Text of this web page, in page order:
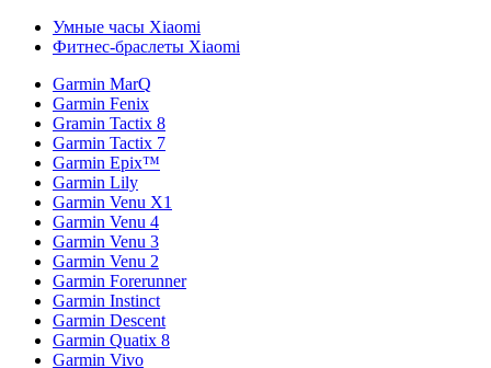
Умные часы Xiaomi
Фитнес-браслеты Xiaomi
Garmin MarQ
Garmin Fenix
Gramin Tactix 8
Garmin Tactix 7
Garmin Epix™
Garmin Lily
Garmin Venu X1
Garmin Venu 4
Garmin Venu 3
Garmin Venu 2
Garmin Forerunner
Garmin Instinct
Garmin Descent
Garmin Quatix 8
Garmin Vivo